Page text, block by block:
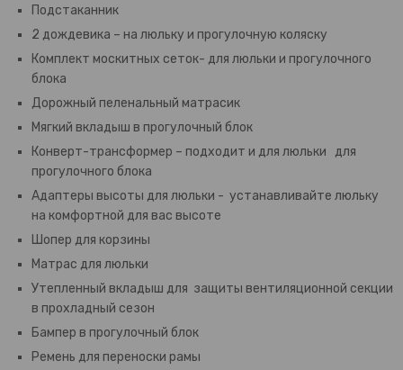
Подстаканник
2 дождевика – на люльку и прогулочную коляску
Комплект москитных сеток- для люльки и прогулочного
блока
Дорожный пеленальный матрасик
Мягкий вкладыш в прогулочный блок
Конверт-трансформер – подходит и для люльки для
прогулочного блока
Адаптеры высоты для люльки - устанавливайте люльку
на комфортной для вас высоте
Шопер для корзины
Матрас для люльки
Утепленный вкладыш для защиты вентиляционной секции
в прохладный сезон
Бампер в прогулочный блок
Ремень для переноски рамы